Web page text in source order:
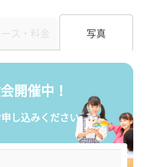
ース・料金 写真
開催中！
し込みください。